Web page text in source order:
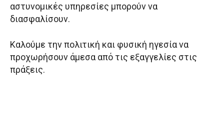
αστυνομικές υπηρεσίες μπορούν να
διασφαλίσουν.
Καλούμε την πολιτική και φυσική ηγεσία να
προχωρήσουν άμεσα από τις εξαγγελίες στις
πράξεις.